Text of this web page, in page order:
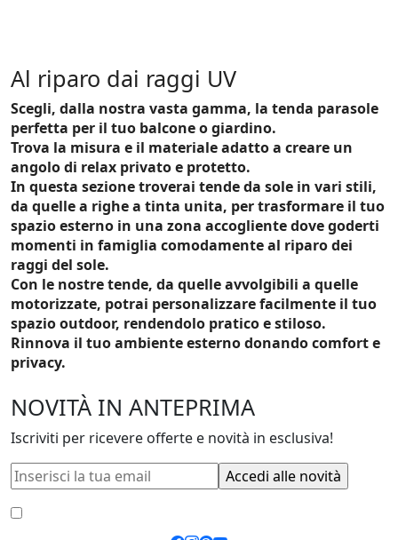
Al riparo dai raggi UV
Scegli, dalla nostra vasta gamma, la tenda parasole
perfetta per il tuo balcone o giardino.
Trova la misura e il materiale adatto a creare un
angolo di relax privato e protetto.
In questa sezione troverai tende da sole in vari stili,
da quelle a righe a tinta unita, per trasformare il tuo
spazio esterno in una zona accogliente dove goderti
momenti in famiglia comodamente al riparo dei
raggi del sole.
Con le nostre tende, da quelle avvolgibili a quelle
motorizzate, potrai personalizzare facilmente il tuo
spazio outdoor, rendendolo pratico e stiloso.
Rinnova il tuo ambiente esterno donando comfort e
privacy.
NOVITÀ IN ANTEPRIMA
Iscriviti per ricevere offerte e novità in esclusiva!